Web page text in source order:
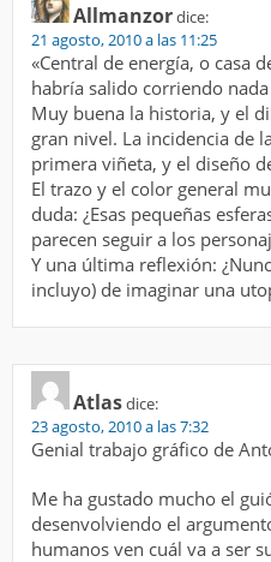
Allmanzordice:
21 agosto, 2010 a las 11:25
«Central de energía, o casa
habría salido corriendo
Muy buena la historia, y el
gran nivel. La incidencia de
primera viñeta, y el diseño
El trazo y el color general
duda: ¿Esas pequeñas
parecen seguir a los
Y una última reflexión:
incluyo) de imaginar una
Atlasdice:
23 agosto, 2010 a las 7:32
Genial trabajo gráfico de
Me ha gustado mucho el
desenvolviendo el
humanos ven cuál va a ser